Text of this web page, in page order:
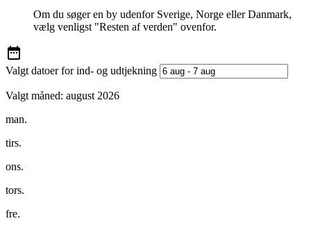
Om du søger en by udenfor Sverige, Norge eller Danmark,
vælg venligst "Resten af verden" ovenfor.
Valgt datoer for ind- og udtjekning
Valgt måned: august 2026
man.
tirs.
ons.
tors.
fre.